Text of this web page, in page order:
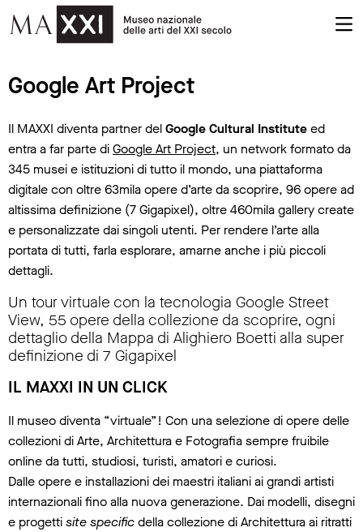
Google Art Project
Il MAXXI diventa partner delGoogle Cultural Instituteed
entra a far parte diGoogle Art Project, un network formato da
345 musei e istituzioni di tutto il mondo, una piattaforma
digitale con oltre 63mila opere d’arte da scoprire, 96 opere ad
altissima definizione (7 Gigapixel), oltre 460mila gallery create
e personalizzate dai singoli utenti. Per rendere l’arte alla
portata di tutti, farla esplorare, amarne anche i più piccoli
dettagli.
Un tour virtuale con la tecnologia Google Street
View, 55 opere della collezione da scoprire, ogni
dettaglio della Mappa di Alighiero Boetti alla super
definizione di 7 Gigapixel
IL MAXXI IN UN CLICK
Il museo diventa “virtuale”! Con una selezione di opere delle
collezioni di Arte, Architettura e Fotografia sempre fruibile
online da tutti, studiosi, turisti, amatori e curiosi.
Dalle opere e installazioni dei maestri italiani ai grandi artisti
internazionali fino alla nuova generazione. Dai modelli, disegni
e progettisite specificdella collezione di Architettura ai ritratti